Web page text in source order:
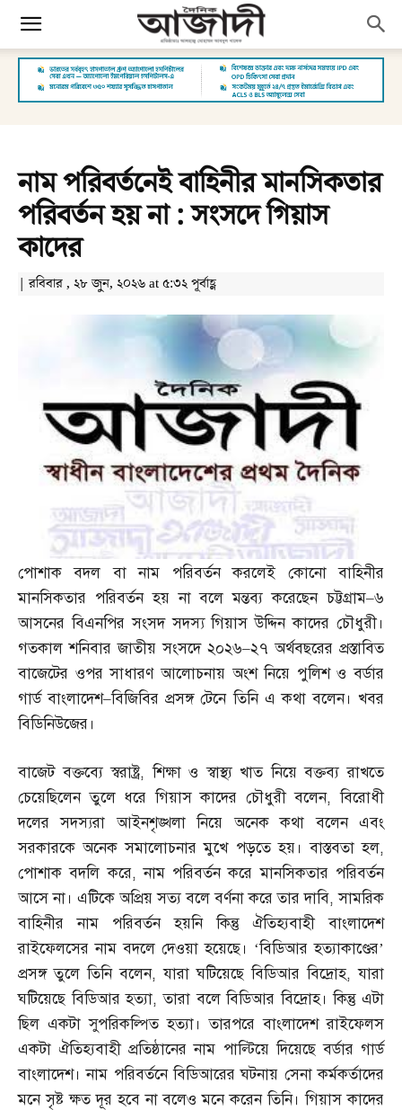
নাম পরিবর্তনেই বাহিনীর মানসিকতার
পরিবর্তন হয় না : সংসদে গিয়াস
কাদের
| রবিবার , ২৮ জুন, ২০২৬ at ৫:৩২ পূর্বাহ্ণ
পোশাক বদল বা নাম পরিবর্তন করলেই কোনো বাহিনীর
মানসিকতার পরিবর্তন হয় না বলে মন্তব্য করেছেন চট্টগ্রাম–৬
আসনের বিএনপির সংসদ সদস্য গিয়াস উদ্দিন কাদের চৌধুরী।
গতকাল শনিবার জাতীয় সংসদে ২০২৬–২৭ অর্থবছরের প্রস্তাবিত
বাজেটের ওপর সাধারণ আলোচনায় অংশ নিয়ে পুলিশ ও বর্ডার
গার্ড বাংলাদেশ–বিজিবির প্রসঙ্গ টেনে তিনি এ কথা বলেন। খবর
বিডিনিউজের।
বাজেট বক্তব্যে স্বরাষ্ট্র,শিক্ষা ও স্বাস্থ্য খাত নিয়ে বক্তব্য রাখতে
চেয়েছিলেন তুলে ধরে গিয়াস কাদের চৌধুরী বলেন,বিরোধী
দলের সদস্যরা আইনশৃঙ্খলা নিয়ে অনেক কথা বলেন এবং
সরকারকে অনেক সমালোচনার মুখে পড়তে হয়। বাস্তবতা হল,
পোশাক বদলি করে,নাম পরিবর্তন করে মানসিকতার পরিবর্তন
আসে না। এটিকে অপ্রিয় সত্য বলে বর্ণনা করে তার দাবি,সামরিক
বাহিনীর নাম পরিবর্তন হয়নি কিন্তু ঐতিহ্যবাহী বাংলাদেশ
রাইফেলসের নাম বদলে দেওয়া হয়েছে। ‘বিডিআর হত্যাকাণ্ডের’
প্রসঙ্গ তুলে তিনি বলেন,যারা ঘটিয়েছে বিডিআর বিদ্রোহ,যারা
ঘটিয়েছে বিডিআর হত্যা,তারা বলে বিডিআর বিদ্রোহ। কিন্তু এটা
ছিল একটা সুপরিকল্পিত হত্যা। তারপরে বাংলাদেশ রাইফেলস
একটা ঐতিহ্যবাহী প্রতিষ্ঠানের নাম পাল্টিয়ে দিয়েছে বর্ডার গার্ড
বাংলাদেশ। নাম পরিবর্তনে বিডিআরের ঘটনায় সেনা কর্মকর্তাদের
মনে সৃষ্ট ক্ষত দূর হবে না বলেও মনে করেন তিনি। গিয়াস কাদের